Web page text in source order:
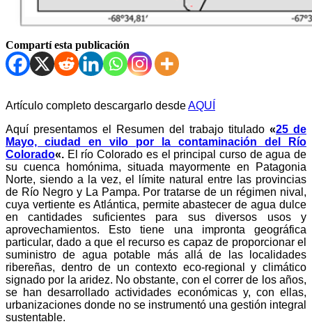
Compartí esta publicación
Artículo completo descargarlo desdeAQUÍ
Aquí presentamos el Resumen del trabajo titulado «25 de
Mayo, ciudad en vilo por la contaminación del Río
Colorado«. El río Colorado es el principal curso de agua de
su cuenca homónima, situada mayormente en Patagonia
Norte, siendo a la vez, el límite natural entre las provincias
de Río Negro y La Pampa. Por tratarse de un régimen nival,
cuya vertiente es Atlántica, permite abastecer de agua dulce
en cantidades suficientes para sus diversos usos y
aprovechamientos. Esto tiene una impronta geográfica
particular, dado a que el recurso es capaz de proporcionar el
suministro de agua potable más allá de las localidades
ribereñas, dentro de un contexto eco-regional y climático
signado por la aridez. No obstante, con el correr de los años,
se han desarrollado actividades económicas y, con ellas,
urbanizaciones donde no se instrumentó una gestión integral
sustentable.